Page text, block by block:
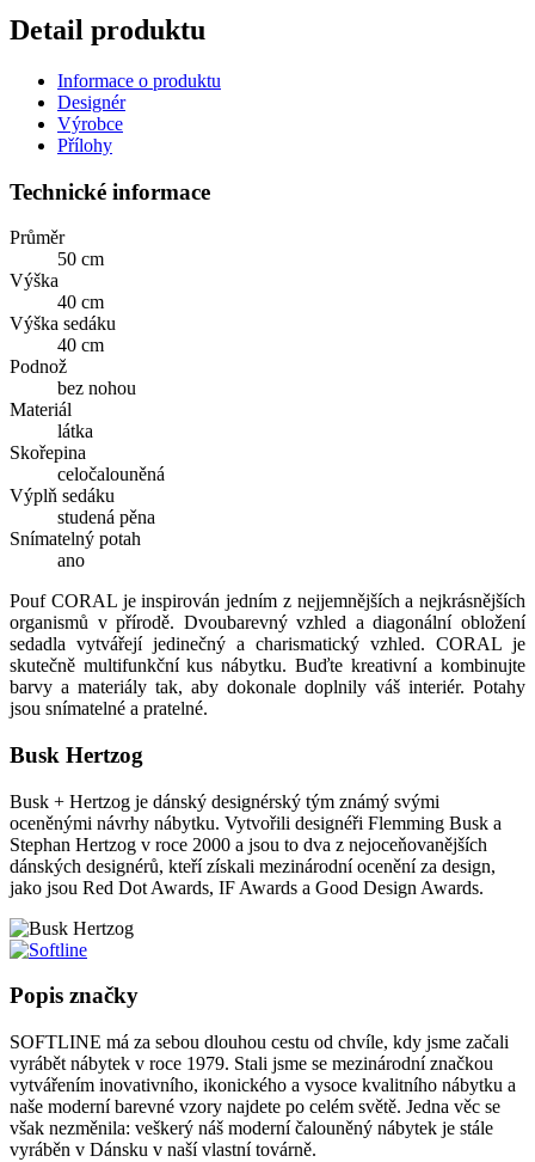
Detail produktu
Informace o produktu
Designér
Výrobce
Přílohy
Technické informace
Průměr
50 cm
Výška
40 cm
Výška sedáku
40 cm
Podnož
bez nohou
Materiál
látka
Skořepina
celočalouněná
Výplň sedáku
studená pěna
Snímatelný potah
ano
Pouf CORAL je inspirován jedním z nejjemnějších a nejkrásnějších
organismů v přírodě. Dvoubarevný vzhled a diagonální obložení
sedadla vytvářejí jedinečný a charismatický vzhled. CORAL je
skutečně multifunkční kus nábytku. Buďte kreativní a kombinujte
barvy a materiály tak, aby dokonale doplnily váš interiér. Potahy
jsou snímatelné a pratelné.
Busk Hertzog
Busk + Hertzog je dánský designérský tým známý svými
oceněnými návrhy nábytku. Vytvořili designéři Flemming Busk a
Stephan Hertzog v roce 2000 a jsou to dva z nejoceňovanějších
dánských designérů, kteří získali mezinárodní ocenění za design,
jako jsou Red Dot Awards, IF Awards a Good Design Awards.
Popis značky
SOFTLINE má za sebou dlouhou cestu od chvíle, kdy jsme začali
vyrábět nábytek v roce 1979. Stali jsme se mezinárodní značkou
vytvářením inovativního, ikonického a vysoce kvalitního nábytku a
naše moderní barevné vzory najdete po celém světě. Jedna věc se
však nezměnila: veškerý náš moderní čalouněný nábytek je stále
vyráběn v Dánsku v naší vlastní továrně.